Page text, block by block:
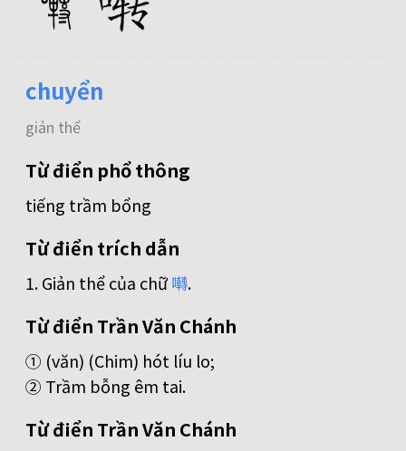
chuyển
giản thể
Từ điển phổ thông
tiếng trầm bổng
Từ điển trích dẫn
1. Giản thể của chữ囀.
Từ điển Trần Văn Chánh
① (văn) (Chim) hót líu lo;
② Trầm bỗng êm tai.
Từ điển Trần Văn Chánh